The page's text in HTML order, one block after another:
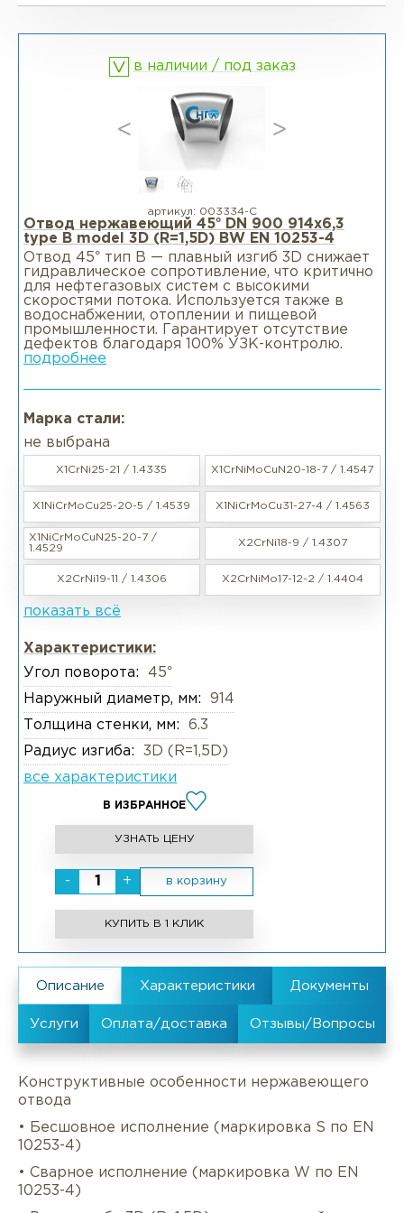
Фланцы раструбные SW
Фланцы свободные LJ
Фланцы воротниковые удлиненные
Фланцы воротниковые WN
в наличии / под заказ
артикул: 003334-С
Отвод нержавеющий 45° DN 900 914x6,3
type B model 3D (R=1,5D) BW EN 10253-4
Отвод 45° тип В — плавный изгиб 3D снижает
гидравлическое сопротивление, что критично
для нефтегазовых систем с высокими
скоростями потока. Используется также в
водоснабжении, отоплении и пищевой
промышленности. Гарантирует отсутствие
дефектов благодаря 100% УЗК-контролю.
подробнее
Марка стали:
не выбрана
X1CrNi25-21 / 1.4335 X1CrNiMoCuN20-18-7 / 1.4547
X1NiCrMoCu25-20-5 / 1.4539 X1NiCrMoCu31-27-4 / 1.4563
X1NiCrMoCuN25-20-7 /
1.4529
X2CrNi18-9 / 1.4307
X2CrNi19-11 / 1.4306 X2CrNiMo17-12-2 / 1.4404
показать всё
Характеристики:
Угол поворота:
45°
Наружный диаметр, мм:
914
Толщина стенки, мм:
6.3
Радиус изгиба:
3D (R=1,5D)
все характеристики
В ИЗБРАННОЕ
УЗНАТЬ ЦЕНУ
- + в корзину
КУПИТЬ В 1 КЛИК
Конструктивные особенности нержавеющего
отвода
• Бесшовное исполнение (маркировка S по EN
10253-4)
• Сварное исполнение (маркировка W по EN
10253-4)